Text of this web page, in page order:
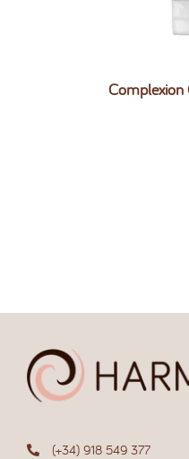
Complexion
(+34) 918 549 377